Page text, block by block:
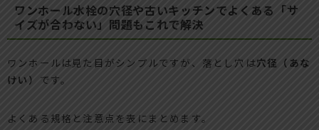
ワンホール水栓の穴径や古いキッチンでよくある「サ
イズが合わない」問題もこれで解決
ワンホールは見た目がシンプルですが、落とし穴は穴径（あな
けい） です。
よくある規格と注意点を表にまとめます。